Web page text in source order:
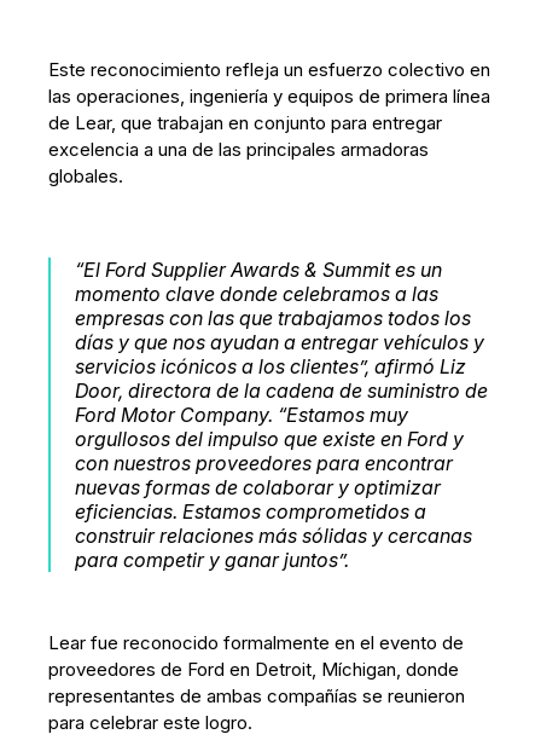
Este reconocimiento refleja un esfuerzo colectivo en
las operaciones, ingeniería y equipos de primera línea
de Lear, que trabajan en conjunto para entregar
excelencia a una de las principales armadoras
globales.
“El Ford Supplier Awards & Summit es un
momento clave donde celebramos a las
empresas con las que trabajamos todos los
días y que nos ayudan a entregar vehículos y
servicios icónicos a los clientes”, afirmó Liz
Door, directora de la cadena de suministro de
Ford Motor Company. “Estamos muy
orgullosos del impulso que existe en Ford y
con nuestros proveedores para encontrar
nuevas formas de colaborar y optimizar
eficiencias. Estamos comprometidos a
construir relaciones más sólidas y cercanas
para competir y ganar juntos”.
Lear fue reconocido formalmente en el evento de
proveedores de Ford en Detroit, Míchigan, donde
representantes de ambas compañías se reunieron
para celebrar este logro.